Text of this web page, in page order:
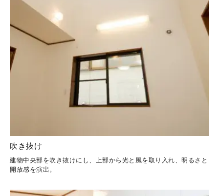
吹き抜け
建物中央部を吹き抜けにし、上部から光と風を取り入れ、明るさと
開放感を演出。